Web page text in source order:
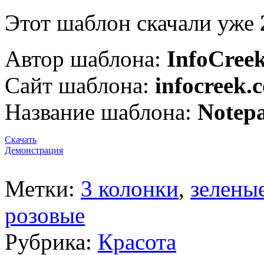
Этот шаблон скачали уже
Автор шаблона:
Сайт шаблона:
Название шаблона:
Скачать
Демонстрация
Метки: 3 колонки,
розовые
Рубрика: Красота